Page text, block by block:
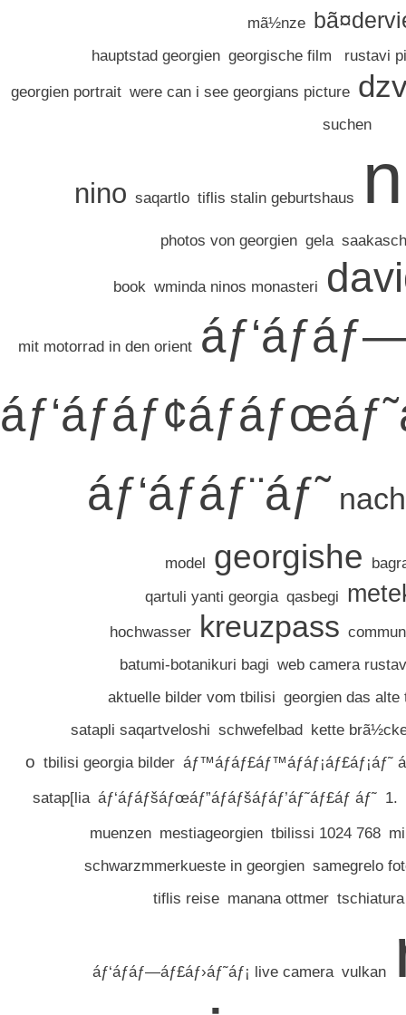
mã½nze
hauptstad georgien georgische film
rustavi
georgien portrait were can i see georgians picture
suchen
nino saqartlo tiflis stalin geburtshaus
photos von georgien gela
book wminda ninos monasteri
mit motorrad in den orient
áƒ‘áƒáƒ¨áƒ˜ nach
model georgishe
qartuli yanti georgia qasbegi
hochwasser kreuzpass
batumi-botanikuri bagi web camera
aktuelle bilder vom tbilisi georgien das alte
satapli saqartveloshi schwefelbad kette
o tbilisi georgia bilder áƒ™áƒáƒ£áƒ™áƒáƒ¡áƒ£áƒ¡áƒ˜
satap[lia áƒ‘áƒáƒšáƒœáƒ”áƒáƒšáƒáƒ’áƒ˜áƒ£áƒ áƒ˜ 1.
muenzen mestiageorgien tbilissi 1024 768
schwarzmmerkueste in georgien samegrelo
tiflis reise manana ottmer
áƒ‘áƒáƒ—áƒ£áƒ›áƒ˜áƒ¡ live camera vulkan